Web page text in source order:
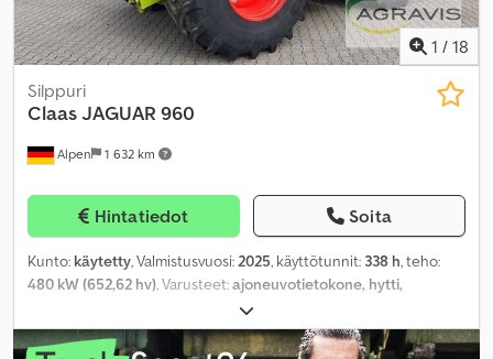
1 / 18
Alpen 1 632 km
Silppuri
ClaasJAGUAR 960
Hintatiedot Soita
Kunto: käytetty, Valmistusvuosi:2025, käyttötunnit: 338 h, teho:
480 kW (652,62 hv), Varusteet:ajoneuvotietokone, hytti,